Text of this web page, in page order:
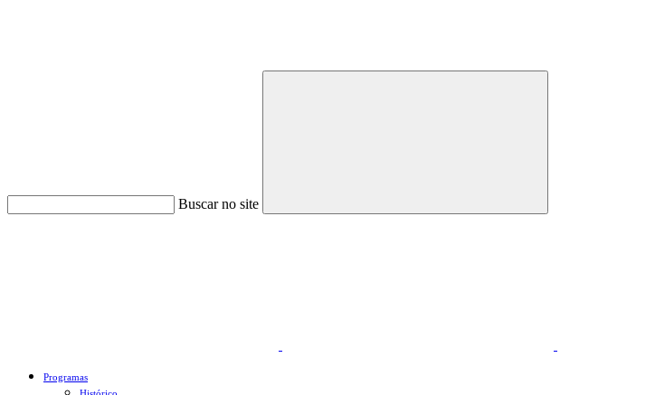
Buscar no site
Buscar
Programas